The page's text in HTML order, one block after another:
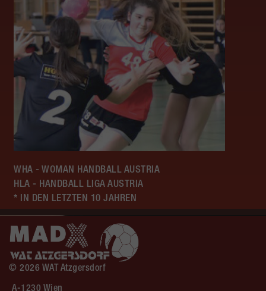
WHA - WOMAN HANDBALL AUSTRIA
HLA - HANDBALL LIGA AUSTRIA
* IN DEN LETZTEN 10 JAHREN
© 2026 WAT Atzgersdorf
A-1230 Wien